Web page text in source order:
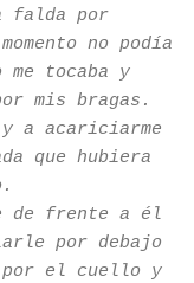
falda por
no podía
tocaba y
mis bragas.
y a acariciarme
que hubiera
de frente a él
por debajo
por el cuello y